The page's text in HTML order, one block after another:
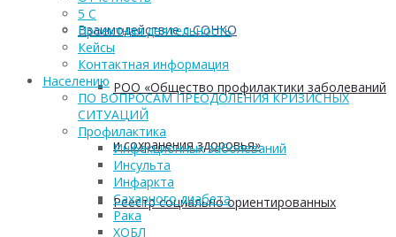
Взаимодействие с СОНКО
РОО «Общество профилактики заболеваний
и сохранения здоровья»
Реестр социально ориентированных
5 С
Проектная деятельность
Кейсы
Контактная информация
Населению
ПО ВОПРОСАМ ПРЕОДОЛЕНИЯ КРИЗИСНЫХ
СИТУАЦИЙ
Профилактика
Инфекционных заболеваний
Инсульта
Инфаркта
Сахарного диабета
Рака
ХОБЛ